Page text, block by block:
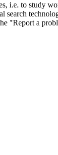
to study
search
"Report a